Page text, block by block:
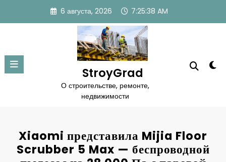
содержимому
6 августа, 2026 7:25:39 AM
StroyGrad
О строительстве, ремонте,
недвижимости
Xiaomi представила Mijia Floor
Scrubber 5 Max — беспроводной